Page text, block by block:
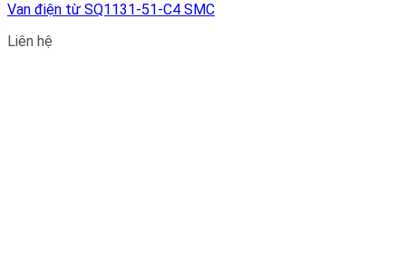
Van điện từ SQ1131-51-C4 SMC
Liên hệ